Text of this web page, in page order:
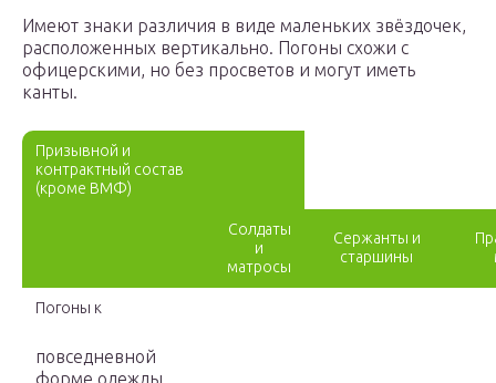
Имеют знаки различия в виде маленьких звёздочек,
расположенных вертикально. Погоны схожи с
офицерскими, но без просветов и могут иметь
канты.
Призывной и
контрактный состав
(кроме ВМФ)
Солдаты
и
матросы
Сержанты и
старшины
Погоны к
повседневной
форме одежды